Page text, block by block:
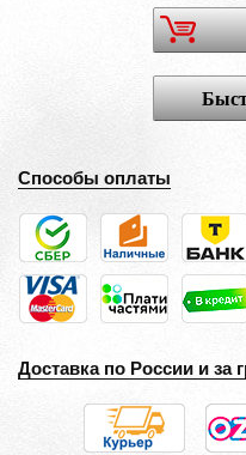
Способы оплаты
Доставка по России и за